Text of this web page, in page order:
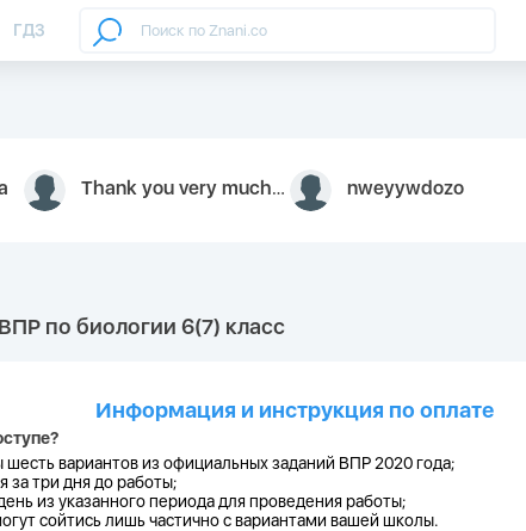
ГДЗ
Thank you very much for your inquiry We appreciate you 9126052 https://youtube.com faceapple ! nweyywdozo
по биологии 6(7) класс
Информация и инструкция по оплате
шестьвариантов из официальных заданий ВПР 2020 года;
за три дня до работы;
из указанного периода для проведения работы;
сойтись лишь частично с вариантами вашей школы.